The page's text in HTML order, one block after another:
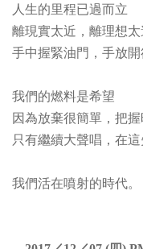
人生的里程已過而立
離現實太近，離理想太
手中握緊油門，手放
我們的燃料是希望
因為放棄很簡單，把
只有繼續大聲唱，在
我們活在噴射的時代。